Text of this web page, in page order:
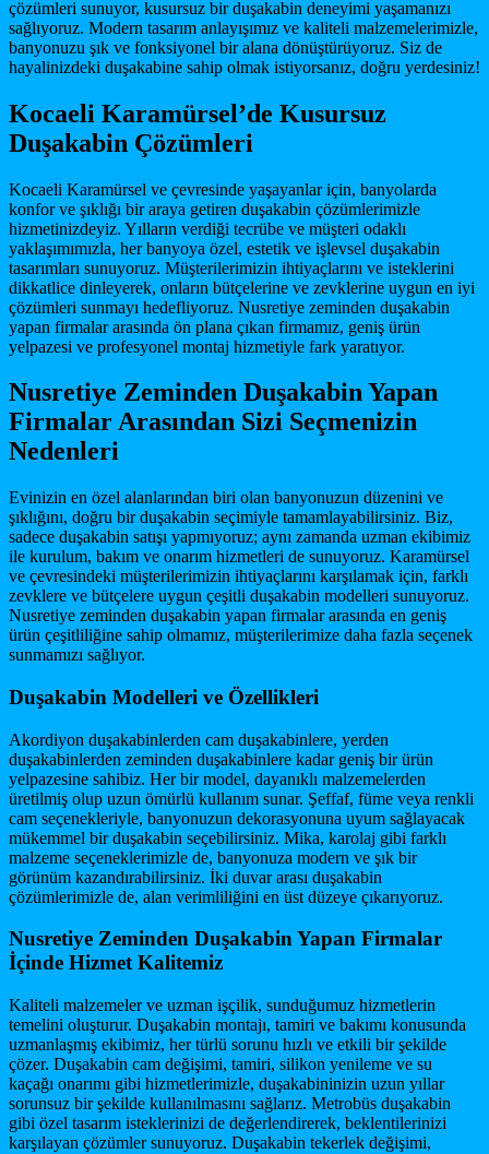
çözümleri sunuyor, kusursuz bir duşakabin deneyimi yaşamanızı
sağlıyoruz. Modern tasarım anlayışımız ve kaliteli malzemelerimizle,
banyonuzu şık ve fonksiyonel bir alana dönüştürüyoruz. Siz de
hayalinizdeki duşakabine sahip olmak istiyorsanız, doğru yerdesiniz!
Kocaeli Karamürsel’de Kusursuz
Duşakabin Çözümleri
Kocaeli Karamürsel ve çevresinde yaşayanlar için, banyolarda
konfor ve şıklığı bir araya getiren duşakabin çözümlerimizle
hizmetinizdeyiz. Yılların verdiği tecrübe ve müşteri odaklı
yaklaşımımızla, her banyoya özel, estetik ve işlevsel duşakabin
tasarımları sunuyoruz. Müşterilerimizin ihtiyaçlarını ve isteklerini
dikkatlice dinleyerek, onların bütçelerine ve zevklerine uygun en iyi
çözümleri sunmayı hedefliyoruz. Nusretiye zeminden duşakabin
yapan firmalar arasında ön plana çıkan firmamız, geniş ürün
yelpazesi ve profesyonel montaj hizmetiyle fark yaratıyor.
Nusretiye Zeminden Duşakabin Yapan
Firmalar Arasından Sizi Seçmenizin
Nedenleri
Evinizin en özel alanlarından biri olan banyonuzun düzenini ve
şıklığını, doğru bir duşakabin seçimiyle tamamlayabilirsiniz. Biz,
sadece duşakabin satışı yapmıyoruz; aynı zamanda uzman ekibimiz
ile kurulum, bakım ve onarım hizmetleri de sunuyoruz. Karamürsel
ve çevresindeki müşterilerimizin ihtiyaçlarını karşılamak için, farklı
zevklere ve bütçelere uygun çeşitli duşakabin modelleri sunuyoruz.
Nusretiye zeminden duşakabin yapan firmalar arasında en geniş
ürün çeşitliliğine sahip olmamız, müşterilerimize daha fazla seçenek
sunmamızı sağlıyor.
Duşakabin Modelleri ve Özellikleri
Akordiyon duşakabinlerden cam duşakabinlere, yerden
duşakabinlerden zeminden duşakabinlere kadar geniş bir ürün
yelpazesine sahibiz. Her bir model, dayanıklı malzemelerden
üretilmiş olup uzun ömürlü kullanım sunar. Şeffaf, füme veya renkli
cam seçenekleriyle, banyonuzun dekorasyonuna uyum sağlayacak
mükemmel bir duşakabin seçebilirsiniz. Mika, karolaj gibi farklı
malzeme seçeneklerimizle de, banyonuza modern ve şık bir
görünüm kazandırabilirsiniz. İki duvar arası duşakabin
çözümlerimizle de, alan verimliliğini en üst düzeye çıkarıyoruz.
Nusretiye Zeminden Duşakabin Yapan Firmalar
İçinde Hizmet Kalitemiz
Kaliteli malzemeler ve uzman işçilik, sunduğumuz hizmetlerin
temelini oluşturur. Duşakabin montajı, tamiri ve bakımı konusunda
uzmanlaşmış ekibimiz, her türlü sorunu hızlı ve etkili bir şekilde
çözer. Duşakabin cam değişimi, tamiri, silikon yenileme ve su
kaçağı onarımı gibi hizmetlerimizle, duşakabininizin uzun yıllar
sorunsuz bir şekilde kullanılmasını sağlarız. Metrobüs duşakabin
gibi özel tasarım isteklerinizi de değerlendirerek, beklentilerinizi
karşılayan çözümler sunuyoruz. Duşakabin tekerlek değişimi,